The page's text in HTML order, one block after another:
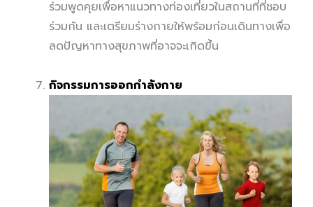
ร่วมพูดคุยเพื่อหาแนวทางท่องเที่ยวในสถานที่ที่ชอบ
ร่วมกัน และเตรียมร่างกายให้พร้อมก่อนเดินทางเพื่อ
ลดปัญหาทางสุขภาพที่อาจจะเกิดขึ้น
กิจกรรมการออกกำลังกาย